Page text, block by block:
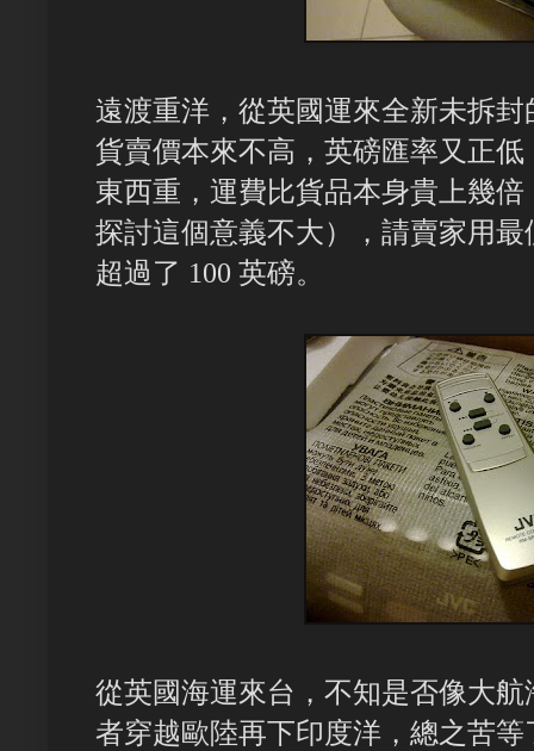
遠渡重洋，從英國運來全新未拆封
貨賣價本來不高，英磅匯率又正
東西重，運費比貨品本身貴上幾
探討這個意義不大），請賣家用
超過了 100 英磅。
從英國海運來台，不知是否像大
者穿越歐陸再下印度洋，總之苦